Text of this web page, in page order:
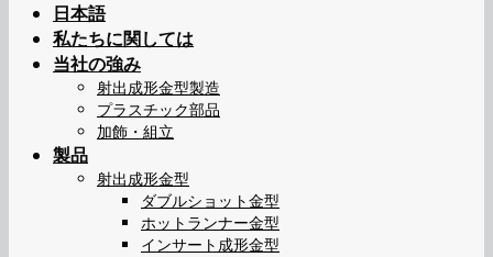
日本語
私たちに関しては
当社の強み
射出成形金型製造
プラスチック部品
加飾・組立
製品
射出成形金型
ダブルショット金型
ホットランナー金型
インサート成形金型